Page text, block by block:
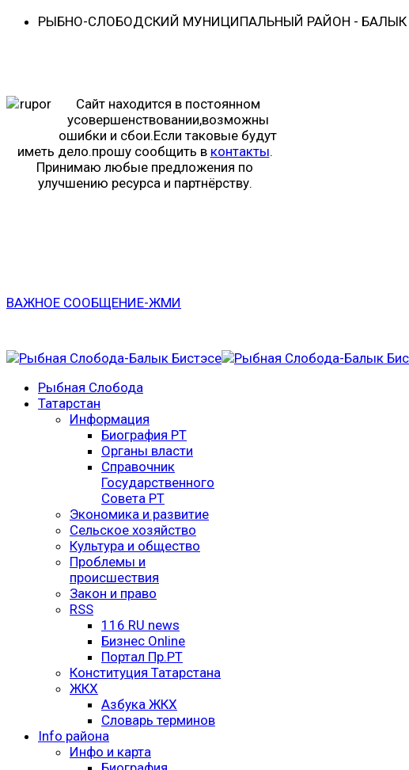
РЫБНО-CЛОБОДСКИЙ МУНИЦИПАЛЬНЫЙ РАЙОН - БАЛЫК
Сайт находится в постоянном
усовершенствовании,возможны
ошибки и сбои.Если таковые будут
иметь дело.прошу сообщить в контакты.
Принимаю любые предложения по
улучшению ресурса и партнёрству.
ВАЖНОЕ СООБЩЕНИЕ-ЖМИ
Рыбная Слобода
Татарстан
Информация
Биография РТ
Органы власти
Справочник
Государственного
Совета РТ
Экономика и развитие
Сельское хозяйство
Культура и общество
Проблемы и
происшествия
Закон и право
RSS
116 RU news
Бизнес Online
Портал Пр.РТ
Конституция Татарстана
ЖКХ
Азбука ЖКХ
Словарь терминов
Info района
Инфо и карта